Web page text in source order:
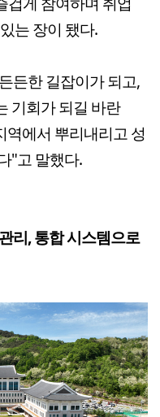
는 장이 됐다.
든한 길잡이가 되고,
기회가 되길 바란
역에서 뿌리내리고 성
"고 말했다.
리, 통합 시스템으로